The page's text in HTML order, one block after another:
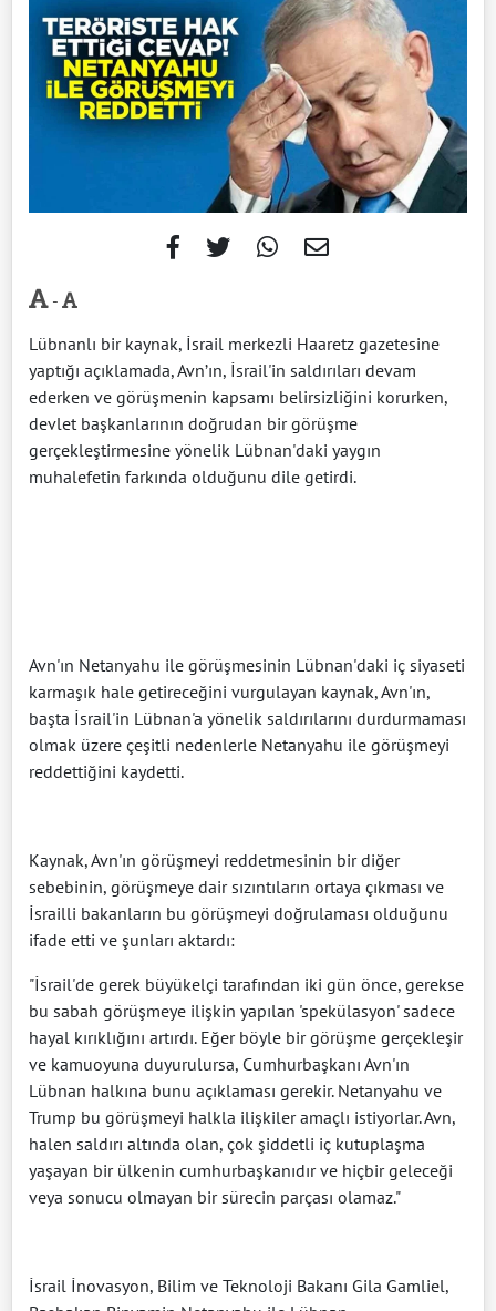
-
Lübnanlı bir kaynak, İsrail merkezli Haaretz gazetesine
yaptığı açıklamada, Avn’ın, İsrail'in saldırıları devam
ederken ve görüşmenin kapsamı belirsizliğini korurken,
devlet başkanlarının doğrudan bir görüşme
gerçekleştirmesine yönelik Lübnan'daki yaygın
muhalefetin farkında olduğunu dile getirdi.
Avn'ın Netanyahu ile görüşmesinin Lübnan'daki iç siyaseti
karmaşık hale getireceğini vurgulayan kaynak, Avn'ın,
başta İsrail'in Lübnan'a yönelik saldırılarını durdurmaması
olmak üzere çeşitli nedenlerle Netanyahu ile görüşmeyi
reddettiğini kaydetti.
Kaynak, Avn'ın görüşmeyi reddetmesinin bir diğer
sebebinin, görüşmeye dair sızıntıların ortaya çıkması ve
İsrailli bakanların bu görüşmeyi doğrulaması olduğunu
ifade etti ve şunları aktardı:
"İsrail'de gerek büyükelçi tarafından iki gün önce, gerekse
bu sabah görüşmeye ilişkin yapılan 'spekülasyon' sadece
hayal kırıklığını artırdı. Eğer böyle bir görüşme gerçekleşir
ve kamuoyuna duyurulursa, Cumhurbaşkanı Avn'ın
Lübnan halkına bunu açıklaması gerekir. Netanyahu ve
Trump bu görüşmeyi halkla ilişkiler amaçlı istiyorlar. Avn,
halen saldırı altında olan, çok şiddetli iç kutuplaşma
yaşayan bir ülkenin cumhurbaşkanıdır ve hiçbir geleceği
veya sonucu olmayan bir sürecin parçası olamaz."
İsrail İnovasyon, Bilim ve Teknoloji Bakanı Gila Gamliel,